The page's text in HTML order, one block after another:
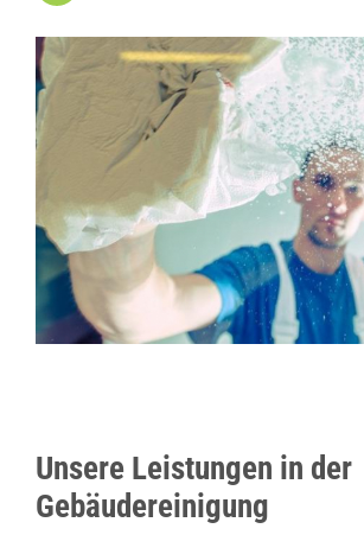
Unsere Leistungen in der
Gebäudereinigung